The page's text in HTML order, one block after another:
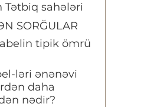
Tətbiq sahələri
SORĞULAR
tipik ömrü
ləri ənənəvi
daha
nədir?